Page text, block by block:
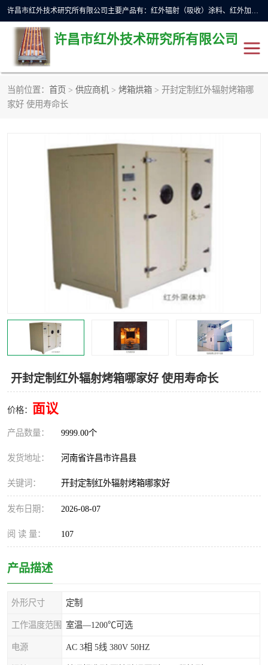
许昌市红外技术研究所有限公司主要产品有：红外辐射（吸收）涂料、红外加热元件、红外辐射加热模块（板）、红外辐射加热炉（箱）、快速红外辐射加热器、系列高端红外加热实验设备、系列红外加热控制器等。
许昌市红外技术研究所有限公司
当前位置： 首页 > 供应商机 > 烤箱烘箱 > 开封定制红外辐射烤箱哪
家好 使用寿命长
开封定制红外辐射烤箱哪家好 使用寿命长
价格： 面议
产品数量： 9999.00个
发货地址： 河南省许昌市许昌县
关键词： 开封定制红外辐射烤箱哪家好
发布日期： 2026-08-07
阅 读 量： 107
产品描述
外形尺寸 定制
工作温度范围 室温—1200℃可选
电源 AC 3相 5线 380V 50HZ
红外加热设备
红外辐射加热模块 定制红外加热实验设备
红外加热元件 红外辐射吸收涂料
高端红外加热实验设备 电工电气
高温涂料 红外加热控制器
热环境试验设备
快速红外辐射聚焦炉